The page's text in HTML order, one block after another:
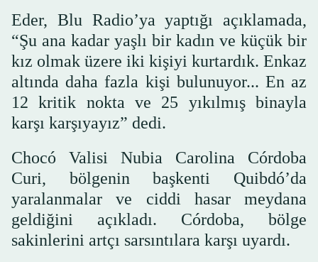
Eder, Blu Radio’ya yaptığı açıklamada,
“Şu ana kadar yaşlı bir kadın ve küçük bir
kız olmak üzere iki kişiyi kurtardık. Enkaz
altında daha fazla kişi bulunuyor... En az
12 kritik nokta ve 25 yıkılmış binayla
karşı karşıyayız” dedi.
Chocó Valisi Nubia Carolina Córdoba
Curi, bölgenin başkenti Quibdó’da
yaralanmalar ve ciddi hasar meydana
geldiğini açıkladı. Córdoba, bölge
sakinlerini artçı sarsıntılara karşı uyardı.